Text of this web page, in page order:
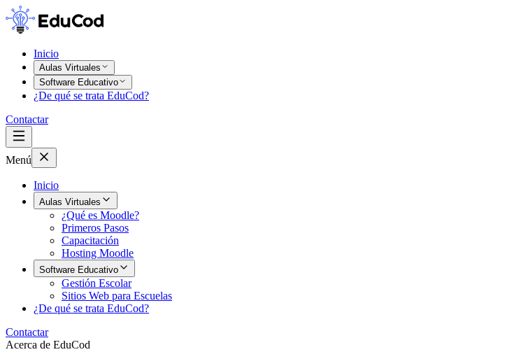
Inicio
Aulas Virtuales
Software Educativo
¿De qué se trata EduCod?
Contactar
Menú
Inicio
Aulas Virtuales
¿Qué es Moodle?
Primeros Pasos
Capacitación
Hosting Moodle
Software Educativo
Gestión Escolar
Sitios Web para Escuelas
¿De qué se trata EduCod?
Contactar
Acerca de EduCod